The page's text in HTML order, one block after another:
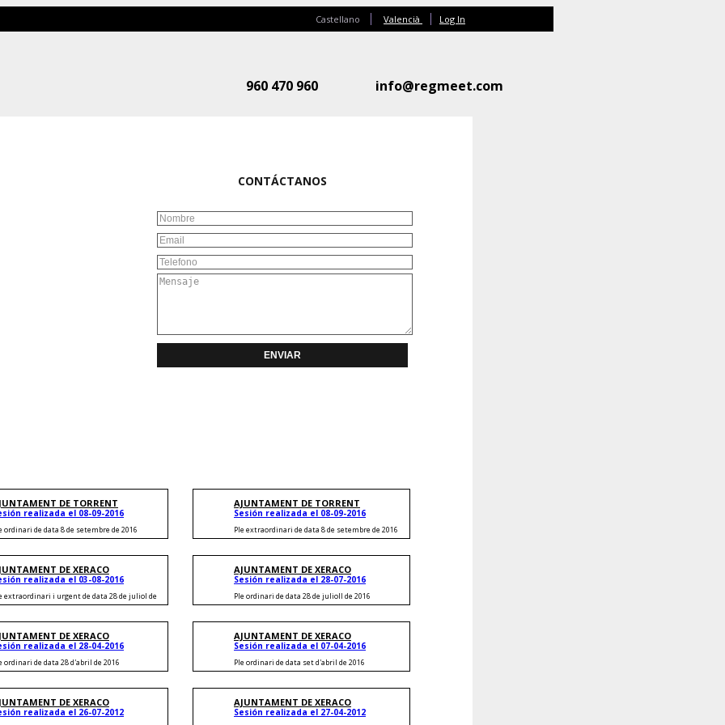
Castellano Valencià Log In
960 470 960 info@regmeet.com
CONTÁCTANOS
ENVIAR
DE TORRENT
realizada el 08-09-2016
ordinari de data 8 de setembre de 2016
AJUNTAMENT DE TORRENT
Sesión realizada el 08-09-2016
Ple extraordinari de data 8 de setembre de 2016
DE XERACO
realizada el 03-08-2016
extraordinari i urgent de data 28 de juliol de
AJUNTAMENT DE XERACO
Sesión realizada el 28-07-2016
Ple ordinari de data 28 de julioll de 2016
DE XERACO
realizada el 28-04-2016
ordinari de data 28 d'abril de 2016
AJUNTAMENT DE XERACO
Sesión realizada el 07-04-2016
Ple ordinari de data set d'abril de 2016
DE XERACO
realizada el 26-07-2012
AJUNTAMENT DE XERACO
Sesión realizada el 27-04-2012